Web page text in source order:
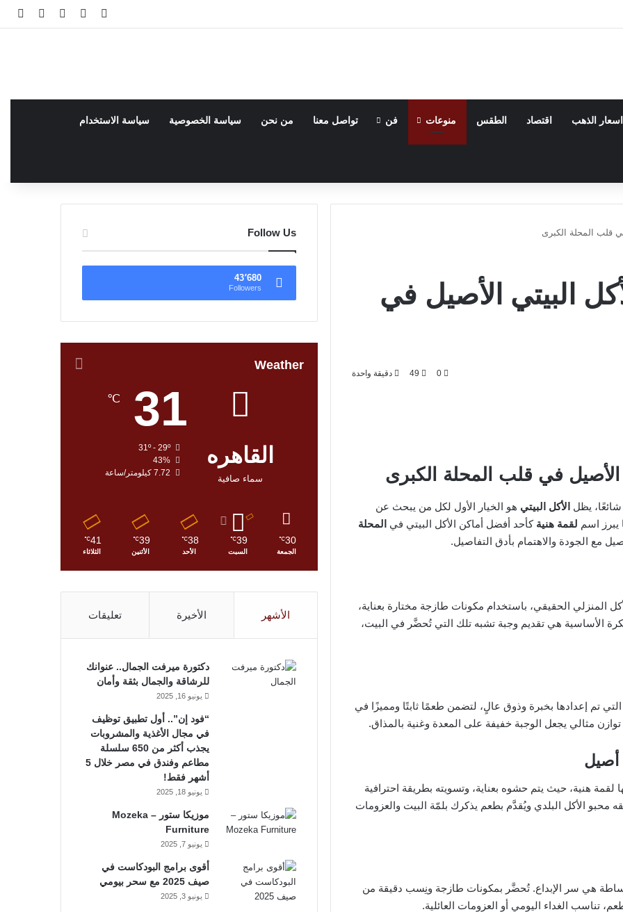
فيسبوكfacebookتسجيلمقال
اسعار الذهب اقتصاد الطقس منوعات فن تواصل معنا من نحن سياسة الخصوصية سياسة الاستخدام
قلب المحلة الكبرى
البيتي الأصيل في
0
49 دقيقة واحدة
في قلب المحلة الكبرى
يظل الأكل البيتي هو الخيار الأول لكل من يبحث عن
يبرز اسم لقمة هنية كأحد أفضل أماكن الأكل البيتي في المحلة
مع الجودة والاهتمام بأدق التفاصيل.
المنزلي الحقيقي، باستخدام مكونات طازجة مختارة بعناية،
الأساسية هي تقديم وجبة تشبه تلك التي تُحضَّر في البيت،
التي تم إعدادها بخبرة وذوق عالٍ، لتضمن طعمًا ثابتًا ومميزًا في
مثالي يجعل الوجبة خفيفة على المعدة وغنية بالمذاق.
أصيل
هنية، حيث يتم حشوه بعناية، وتسويته بطريقة احترافية
محبو الأكل البلدي ويُقدَّم بطعم يذكرك بلمّة البيت والعزومات
هي سر الإبداع. تُحضَّر بمكونات طازجة ونِسب دقيقة من
تناسب الغداء اليومي أو العزومات العائلية.
Follow Us
43٬680
Followers
Weather
القاهره
سماء صافية
31
℃
31º - 29º
43%
7.72 كيلومتر/ساعة
30
℃
الجمعة
39
℃
السبت
38
℃
الأحد
39
℃
الأثنين
41
℃
الثلاثاء
الأشهر الأخيرة تعليقات
دكتورة ميرفت الجمال.. عنوانك
للرشاقة والجمال بثقة وأمان
يونيو 16, 2025
“فود إن”.. أول تطبيق توظيف
في مجال الأغذية والمشروبات
يجذب أكثر من 650 سلسلة
مطاعم وفندق في مصر خلال 5
أشهر فقط!
يونيو 18, 2025
موزيكا ستور – Mozeka
Furniture
يونيو 7, 2025
أقوى برامج البودكاست في
صيف 2025 مع سحر بيومي
يونيو 3, 2025